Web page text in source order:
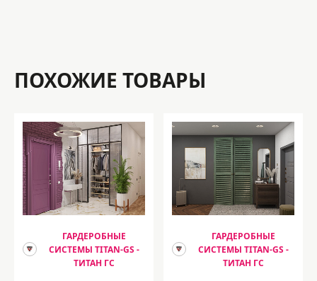
ПОХОЖИЕ ТОВАРЫ
ГАРДЕРОБНЫЕ
СИСТЕМЫ TITAN-GS -
ТИТАН ГС
ГАРДЕРОБНЫЕ
СИСТЕМЫ TITAN-GS -
ТИТАН ГС